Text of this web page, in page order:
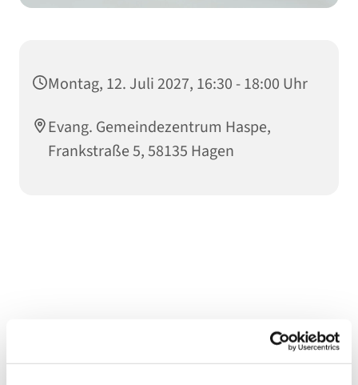
Montag, 12. Juli 2027, 16:30 - 18:00 Uhr
Evang. Gemeindezentrum Haspe,
Frankstraße 5, 58135 Hagen